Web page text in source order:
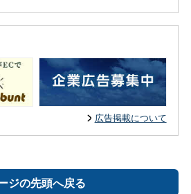
広告掲載について
ジの先頭へ戻る